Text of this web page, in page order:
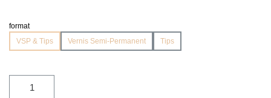
format
VSP & Tips
Vernis Semi-Permanent Tips